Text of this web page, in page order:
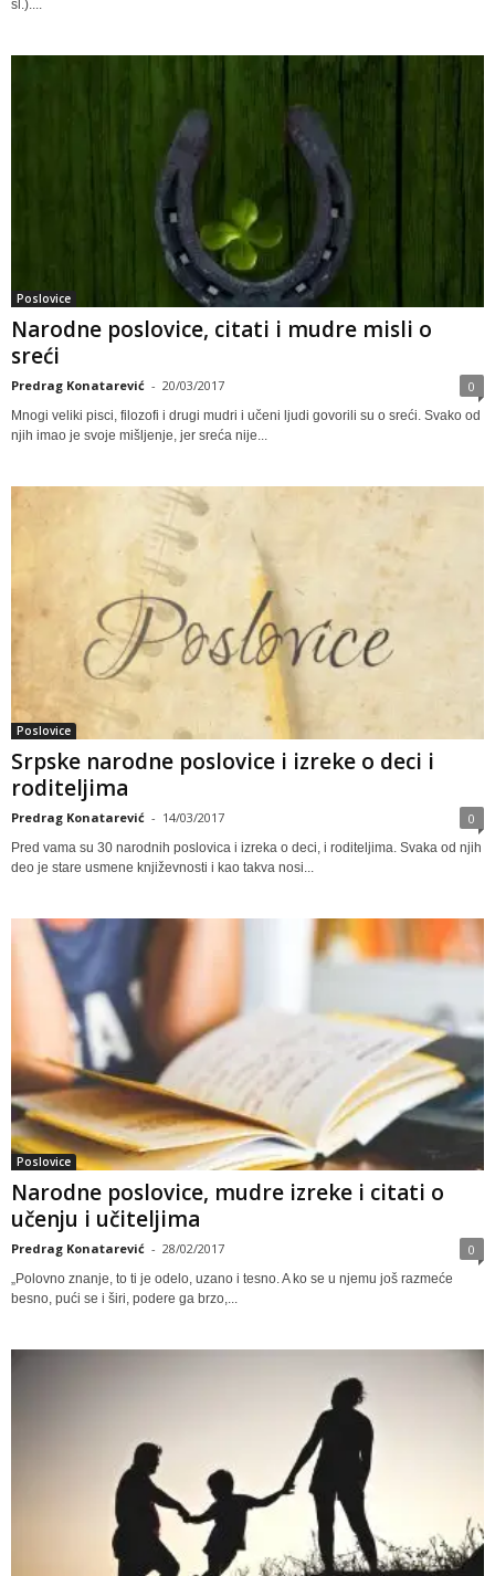
sl.)....
Poslovice
Narodne poslovice, citati i mudre misli o
sreći
Predrag Konatarević - 20/03/2017 0
Mnogi veliki pisci, filozofi i drugi mudri i učeni ljudi govorili su o sreći. Svako od
njih imao je svoje mišljenje, jer sreća nije...
Poslovice
Srpske narodne poslovice i izreke o deci i
roditeljima
Predrag Konatarević - 14/03/2017 0
Pred vama su 30 narodnih poslovica i izreka o deci, i roditeljima. Svaka od njih
deo je stare usmene književnosti i kao takva nosi...
Poslovice
Narodne poslovice, mudre izreke i citati o
učenju i učiteljima
Predrag Konatarević - 28/02/2017 0
„Polovno znanje, to ti je odelo, uzano i tesno. A ko se u njemu još razmeće
besno, pući se i širi, podere ga brzo,...